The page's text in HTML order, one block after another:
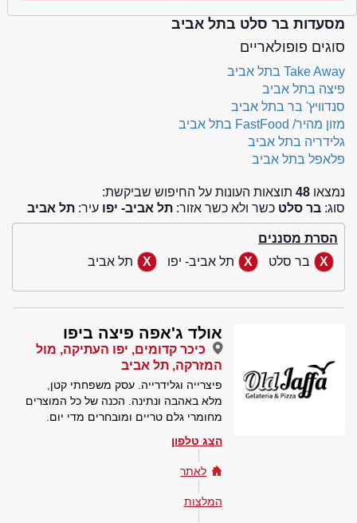
מסעדות בר סלט בתל אביב
סוגים פופולאריים
Take Away בתל אביב
פיצה בתל אביב
סנדוויץ' בר בתל אביב
מזון מהיר/ FastFood בתל אביב
גלידריה בתל אביב
פלאפל בתל אביב
נמצאו 48 תוצאות העונות על החיפוש שביקשת:
סוג: בר סלט כשר ולא כשר אזור: תל אביב- יפו עיר: תל אביב
הסרת מסננים
בר סלט
תל אביב- יפו תל אביב
אולד ג'אפה פיצה ביפו
כיכר קדומים, יפו העתיקה, מול
המזרקה, תל אביב
פיצרייה וגלידרייה. עסק משפחתי קטן,
מלא באהבה ונתינה. הכנה של כל המוצרים
מחומרי גלם טריים ומובחרים מדי יום.
הצג טלפון
לאתר
המלצות